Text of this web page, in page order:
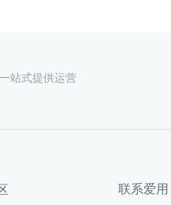
及发票服务暂停，顺延至假期
联系爱用
站式提供运营